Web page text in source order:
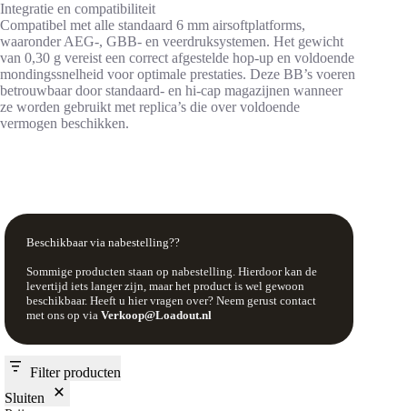
Integratie en compatibiliteit
Compatibel met alle standaard 6 mm airsoftplatforms,
waaronder AEG-, GBB- en veerdruksystemen. Het gewicht
van 0,30 g vereist een correct afgestelde hop-up en voldoende
mondingssnelheid voor optimale prestaties. Deze BB’s voeren
betrouwbaar door standaard- en hi-cap magazijnen wanneer
ze worden gebruikt met replica’s die over voldoende
vermogen beschikken.
Beschikbaar via nabestelling??
Sommige producten staan op nabestelling. Hierdoor kan de
levertijd iets langer zijn, maar het product is wel gewoon
beschikbaar. Heeft u hier vragen over? Neem gerust contact
met ons op via Verkoop@Loadout.nl
Filter producten
Sluiten